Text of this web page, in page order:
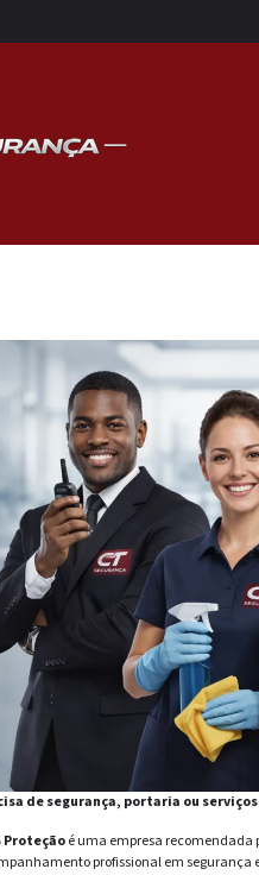
de segurança, portaria ou
Proteçãoé uma empresa recomendada
profissional em segurança